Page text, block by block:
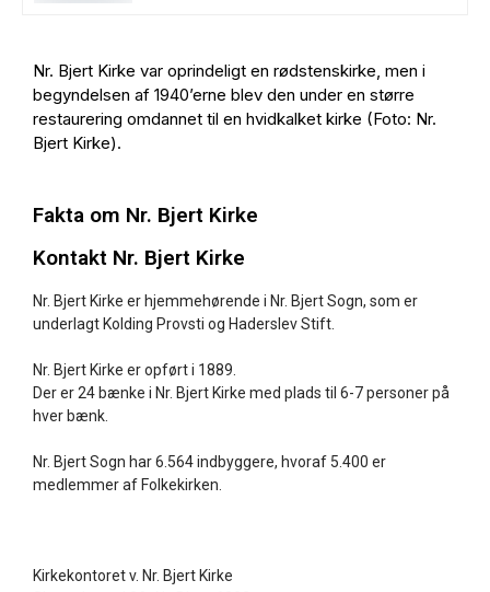
Nr. Bjert Kirke var oprindeligt en rødstenskirke, men i
begyndelsen af 1940’erne blev den under en større
restaurering omdannet til en hvidkalket kirke (Foto: Nr.
Bjert Kirke).
Fakta om Nr. Bjert Kirke
Kontakt Nr. Bjert Kirke
Nr. Bjert Kirke er hjemmehørende i Nr. Bjert Sogn, som er
underlagt Kolding Provsti og Haderslev Stift.
Nr. Bjert Kirke er opført i 1889.
Der er 24 bænke i Nr. Bjert Kirke med plads til 6-7 personer på
hver bænk.
Nr. Bjert Sogn har 6.564 indbyggere, hvoraf 5.400 er
medlemmer af Folkekirken.
Kirkekontoret v. Nr. Bjert Kirke